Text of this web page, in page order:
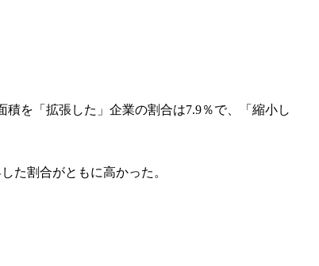
を「拡張した」企業の割合は7.9％で、「縮小し
た割合がともに高かった。